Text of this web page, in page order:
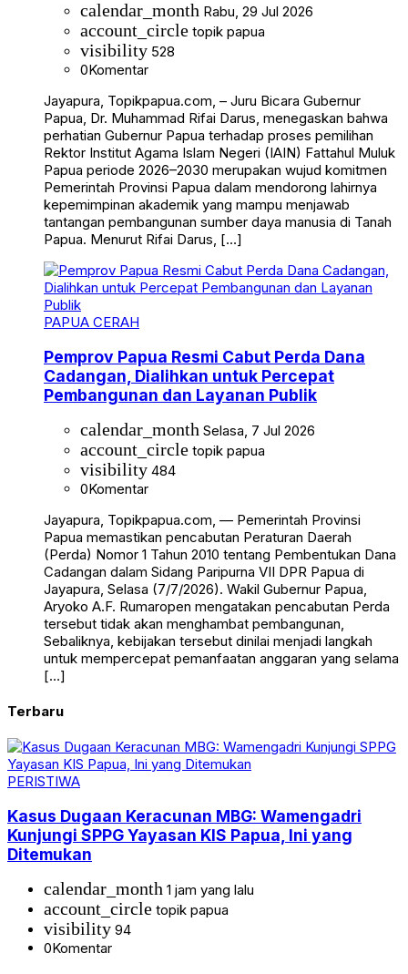
calendar_month Rabu, 29 Jul 2026
account_circle topik papua
visibility 528
0Komentar
Jayapura, Topikpapua.com, – Juru Bicara Gubernur
Papua, Dr. Muhammad Rifai Darus, menegaskan bahwa
perhatian Gubernur Papua terhadap proses pemilihan
Rektor Institut Agama Islam Negeri (IAIN) Fattahul Muluk
Papua periode 2026–2030 merupakan wujud komitmen
Pemerintah Provinsi Papua dalam mendorong lahirnya
kepemimpinan akademik yang mampu menjawab
tantangan pembangunan sumber daya manusia di Tanah
Papua. Menurut Rifai Darus, […]
PAPUA CERAH
Pemprov Papua Resmi Cabut Perda Dana
Cadangan, Dialihkan untuk Percepat
Pembangunan dan Layanan Publik
calendar_month Selasa, 7 Jul 2026
account_circle topik papua
visibility 484
0Komentar
Jayapura, Topikpapua.com, — Pemerintah Provinsi
Papua memastikan pencabutan Peraturan Daerah
(Perda) Nomor 1 Tahun 2010 tentang Pembentukan Dana
Cadangan dalam Sidang Paripurna VII DPR Papua di
Jayapura, Selasa (7/7/2026). Wakil Gubernur Papua,
Aryoko A.F. Rumaropen mengatakan pencabutan Perda
tersebut tidak akan menghambat pembangunan,
Sebaliknya, kebijakan tersebut dinilai menjadi langkah
untuk mempercepat pemanfaatan anggaran yang selama
[…]
Terbaru
PERISTIWA
Kasus Dugaan Keracunan MBG: Wamengadri
Kunjungi SPPG Yayasan KIS Papua, Ini yang
Ditemukan
calendar_month 1 jam yang lalu
account_circle topik papua
visibility 94
0Komentar